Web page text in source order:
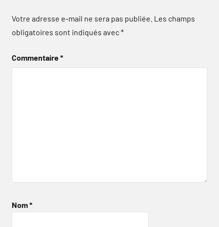
Votre adresse e-mail ne sera pas publiée. Les champs
obligatoires sont indiqués avec*
Commentaire*
Nom*